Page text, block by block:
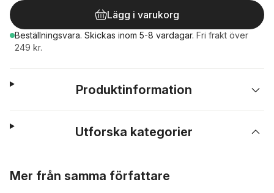
Lägg i varukorg
Beställningsvara. Skickas inom 5-8 vardagar. Fri frakt över
249 kr.
Produktinformation
Utforska kategorier
Mer från samma författare